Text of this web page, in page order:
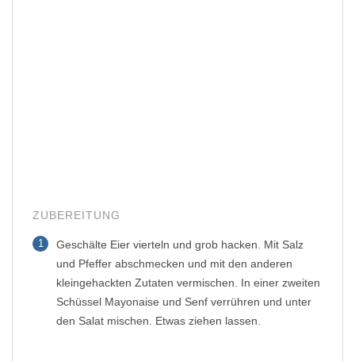
ZUBEREITUNG
1
Geschälte Eier vierteln und grob hacken. Mit Salz
und Pfeffer abschmecken und mit den anderen
kleingehackten Zutaten vermischen. In einer zweiten
Schüssel Mayonaise und Senf verrühren und unter
den Salat mischen. Etwas ziehen lassen.